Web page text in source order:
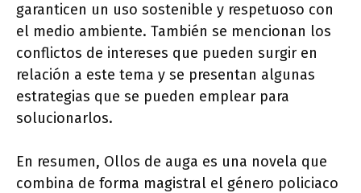
garanticen un uso sostenible y respetuoso con
el medio ambiente. También se mencionan los
conflictos de intereses que pueden surgir en
relación a este tema y se presentan algunas
estrategias que se pueden emplear para
solucionarlos.
En resumen, Ollos de auga es una novela que
combina de forma magistral el género policiaco